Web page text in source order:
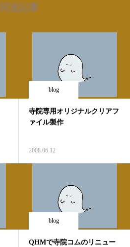
関連記事
blog
寺院専用オリジナルクリアフ
ァイル製作
2008.06.12
blog
QHMで寺院コムのリニュー